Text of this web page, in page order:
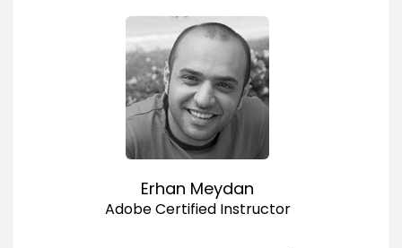
İlk ek seçiciler
Konum seçiciler (Structural selectors)
Liste elemanı seçiciler - 1
Liste elemanı seçiciler - 2
Erhan Meydan
Adobe Certified Instructor